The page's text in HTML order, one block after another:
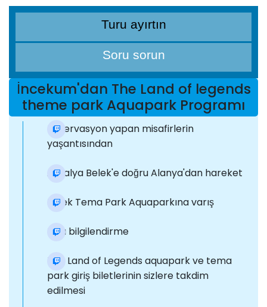
Turu ayırtın
Soru sorun
İncekum'dan The Land of legends
theme park Aquapark Programı
Rezervasyon yapan misafirlerin
yaşantısından
Antalya Belek'e doğru Alanya'dan hareket
Belek Tema Park Aquaparkına varış
Kısa bilgilendirme
The Land of Legends aquapark ve tema
park giriş biletlerinin sizlere takdim
edilmesi